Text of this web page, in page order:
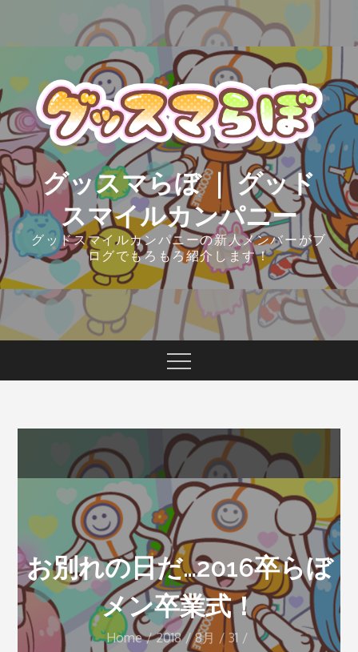
グッスマらぼ ｜ グッド
スマイルカンパニー
グッドスマイルカンパニーの新人メンバーがブ
ログでもろもろ紹介します！
お別れの日だ…2016卒らぼ
メン卒業式！
Home 2018 8月
31